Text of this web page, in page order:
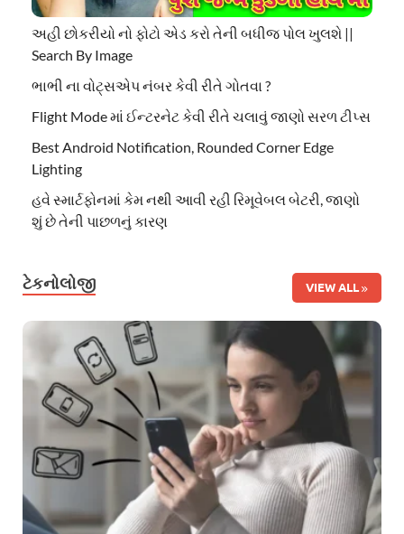
અહી છોકરીયો નો ફોટો એડ કરો તેની બધીજ પોલ ખુલશે ||
Search By Image
ભાભી ના વોટ્સએપ નંબર કેવી રીતે ગોતવા ?
Flight Mode માં ઈન્ટરનેટ કેવી રીતે ચલાવું જાણો સરળ ટીપ્સ
Best Android Notification, Rounded Corner Edge
Lighting
હવે સ્માર્ટફોનમાં કેમ નથી આવી રહી રિમૂવેબલ બેટરી, જાણો
શું છે તેની પાછળનું કારણ
ટેકનોલોજી VIEW ALL